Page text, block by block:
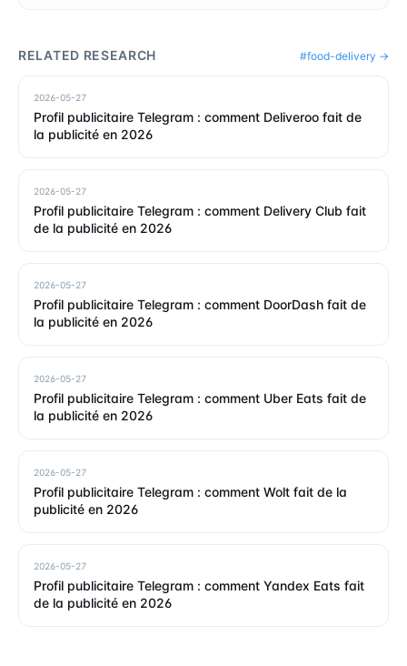
RELATED RESEARCH #food-delivery →
2026-05-27
Profil publicitaire Telegram : comment Deliveroo fait de
la publicité en 2026
2026-05-27
Profil publicitaire Telegram : comment Delivery Club fait
de la publicité en 2026
2026-05-27
Profil publicitaire Telegram : comment DoorDash fait de
la publicité en 2026
2026-05-27
Profil publicitaire Telegram : comment Uber Eats fait de
la publicité en 2026
2026-05-27
Profil publicitaire Telegram : comment Wolt fait de la
publicité en 2026
2026-05-27
Profil publicitaire Telegram : comment Yandex Eats fait
de la publicité en 2026